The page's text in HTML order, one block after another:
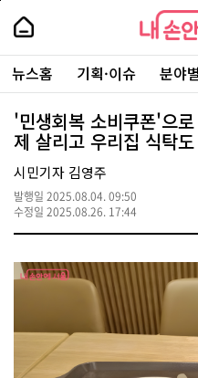
본
로
가
내
손
안
에
서
울
-
서
울
시
대
표
소
통
포
내
손
에
울
주
요
서
뉴스홈 기획·이슈 분야
'민생회복 소비쿠폰'으
제 살리고 우리집 식탁
시민기자 김영주
발행일 2025.08.04. 09:50
수정일 2025.08.26. 17:44
페
상
단
로